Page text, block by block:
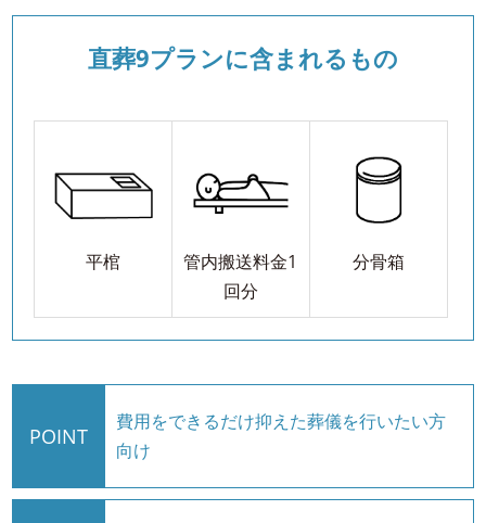
直葬9プランに含まれるもの
平棺
管内搬送料金1
回分
分骨箱
POINT
費用をできるだけ抑えた葬儀を行いたい方
向け